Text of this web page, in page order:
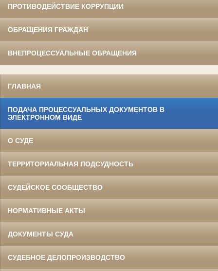
ПРОТИВОДЕЙСТВИЕ КОРРУПЦИИ
ОБРАЩЕНИЯ ГРАЖДАН
ВНЕПРОЦЕССУАЛЬНЫЕ ОБРАЩЕНИЯ
ГЛАВНАЯ
ПОДАЧА ПРОЦЕССУАЛЬНЫХ ДОКУМЕНТОВ В
ЭЛЕКТРОННОМ ВИДЕ
О СУДЕ
ТЕРРИТОРИАЛЬНАЯ ПОДСУДНОСТЬ
СУДЕЙСКОЕ СООБЩЕСТВО
НОРМАТИВНЫЕ АКТЫ
ДОКУМЕНТЫ СУДА
СУДЕБНОЕ ДЕЛОПРОИЗВОДСТВО